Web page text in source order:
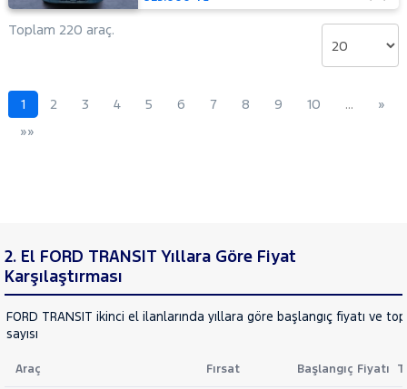
14+1
Minibüs
Tek
440 E
16+1
Minibüs
Tek
Teker
Toplam 220 araç.
1 2 3 4 5 6 7 8 9 10 …
»
»»
2. El FORD TRANSIT Yıllara Göre Fiyat
Karşılaştırması
FORD TRANSIT ikinci el ilanlarında yıllara göre başlangıç fiyatı ve
sayısı
Araç Fırsat Başlangıç Fiyatı